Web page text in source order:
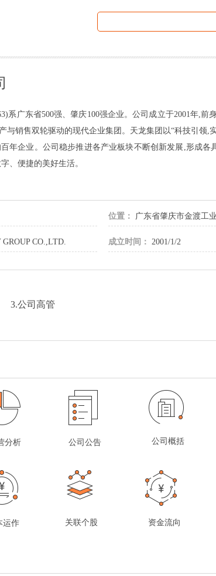
系广东省500强、肇庆100强企业。公司成立于2001年,前
与销售双轮驱动的现代企业集团。天龙集团以“科技引领,
年企业。公司稳步推进各产业板块不断创新发展,形成各
、便捷的美好生活。
位置： 广东省肇庆市金渡工
CO.,LTD. 成立时间： 2001/1/2
3.公司高管
分析 公司公告 公司概括
运作 关联个股 资金流向